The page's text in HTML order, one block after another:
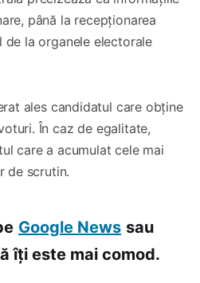
până la recepționarea
la organele electorale
ales candidatul care obține
În caz de egalitate,
care a acumulat cele mai
de scrutin.
Google News sau
îți este mai comod.